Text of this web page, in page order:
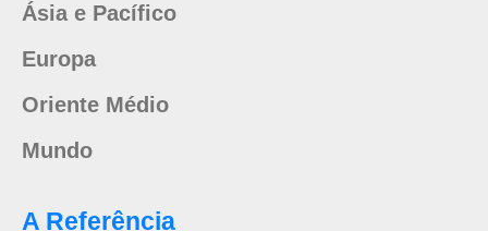
Ásia e Pacífico
Europa
Oriente Médio
Mundo
A Referência